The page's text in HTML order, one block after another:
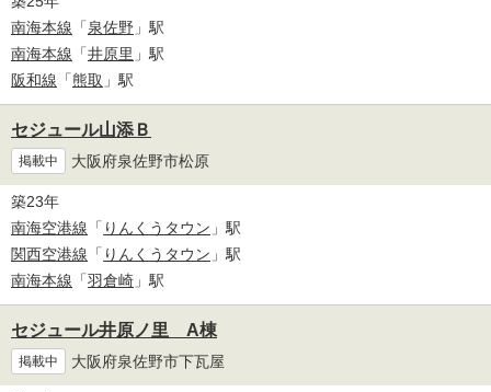
南海本線 「泉佐野 」駅
南海本線 「井原里 」駅
阪和線 「熊取 」駅
セジュール山添Ｂ
掲載中 大阪府泉佐野市松原
築23年
南海空港線 「 りんくうタウン 」駅
関西空港線 「 りんくうタウン 」駅
南海本線 「羽倉崎 」駅
セジュール井原ノ里 A棟
掲載中 大阪府泉佐野市下瓦屋